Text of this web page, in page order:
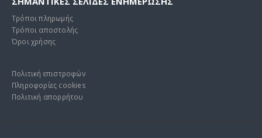
Τρόποι πληρωμής
Τρόποι αποστολής
Όροι χρήσης
Πολιτική επιστροφών
Πληροφορίες cookies
Πολιτική απορρήτου